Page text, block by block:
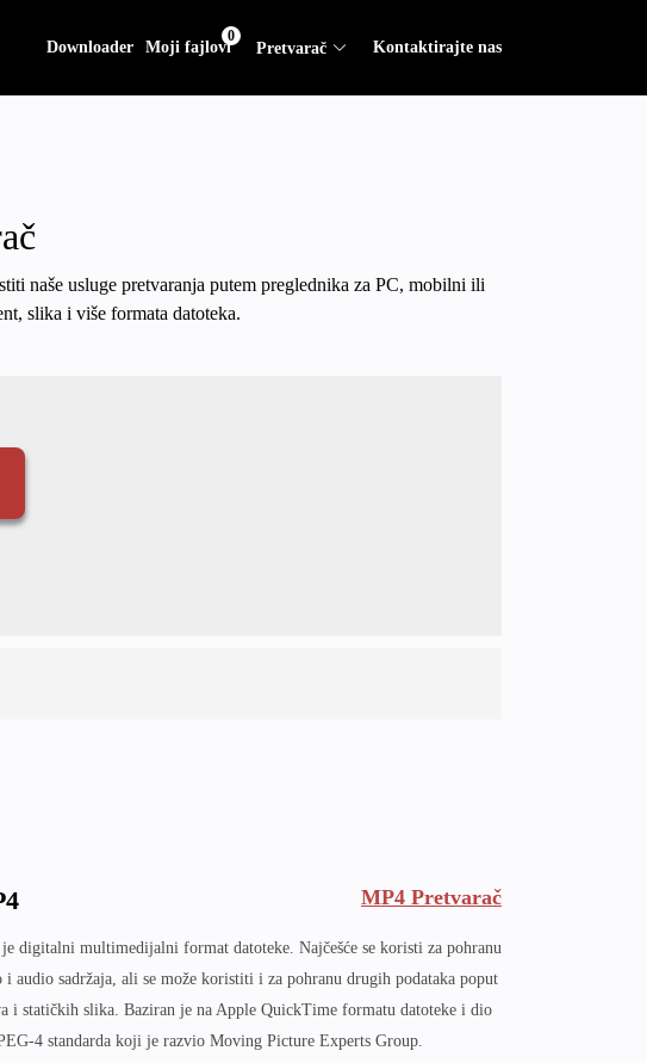
Downloader Moji fajlovi
0
Pretvarač Kontaktirajte nas
naše usluge pretvaranja putem preglednika za PC, mobilni ili
slika i više formata datoteka.
MP4 Pretvarač
digitalni multimedijalni format datoteke. Najčešće se koristi za pohranu
i audio sadržaja, ali se može koristiti i za pohranu drugih podataka poput
i statičkih slika. Baziran je na Apple QuickTime formatu datoteke i dio
4 standarda koji je razvio Moving Picture Experts Group.